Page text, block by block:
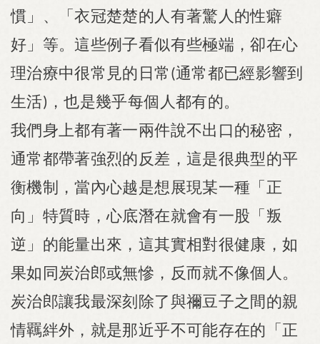
慣」、「衣冠楚楚的人有著驚人的性癖
好」等。這些例子看似有些極端，卻在心
理治療中很常見的日常 (通常都已經影響到
生活) ，也是幾乎每個人都有的。
我們身上都有著一兩件說不出口的秘密，
通常都帶著強烈的反差，這是很典型的平
衡機制，當內心越是想展現某一種「正
向」特質時，心底潛在就會有一股「叛
逆」的能量出來，這其實相對很健康，如
果如同炭治郎或無慘，反而就不像個人。
炭治郎讓我最深刻除了與禰豆子之間的親
情羈絆外，就是那近乎不可能存在的「正